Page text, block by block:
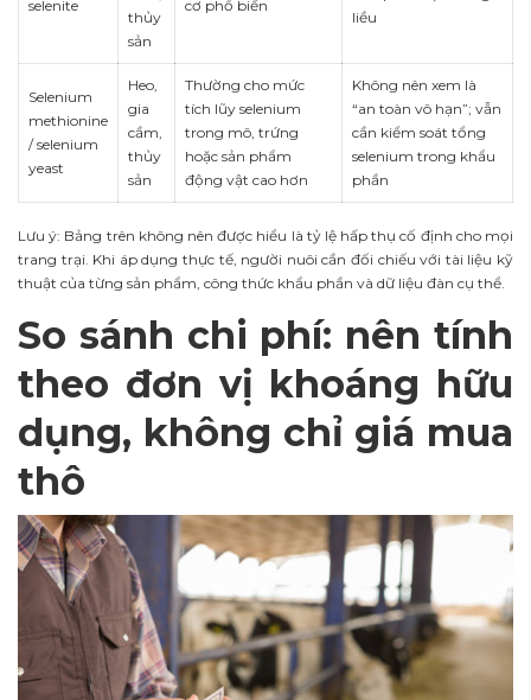
selenite
thủy
sản
cơ phổ biến
liều
Selenium
methionine
/ selenium
yeast
Heo,
gia
cầm,
thủy
sản
Thường cho mức
tích lũy selenium
trong mô, trứng
hoặc sản phẩm
động vật cao hơn
Không nên xem là
“an toàn vô hạn”; vẫn
cần kiểm soát tổng
selenium trong khẩu
phần
Lưu ý: Bảng trên không nên được hiểu là tỷ lệ hấp thụ cố định cho mọi
trang trại. Khi áp dụng thực tế, người nuôi cần đối chiếu với tài liệu kỹ
thuật của từng sản phẩm, công thức khẩu phần và dữ liệu đàn cụ thể.
So sánh chi phí: nên tính
theo đơn vị khoáng hữu
dụng, không chỉ giá mua
thô